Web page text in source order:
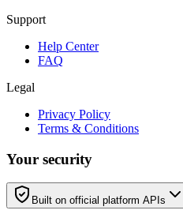
Support
Help Center
FAQ
Legal
Privacy Policy
Terms & Conditions
Your security
Built on official platform APIs